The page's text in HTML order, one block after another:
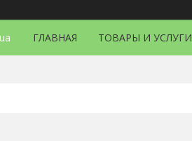
ГЛАВНАЯ ТОВАРЫ И УСЛУГИ